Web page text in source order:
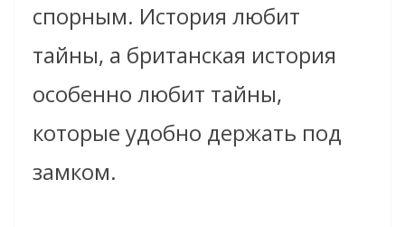
спорным. История любит
тайны, а британская история
особенно любит тайны,
которые удобно держать под
замком.